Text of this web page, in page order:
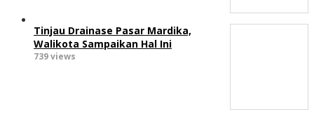
Tinjau Drainase Pasar Mardika,
Walikota Sampaikan Hal Ini
739 views